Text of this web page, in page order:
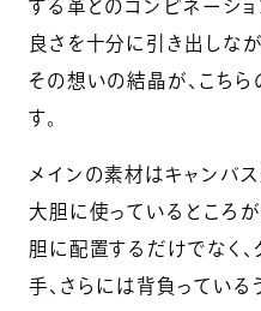
する革とのコンビネーショ
良さを十分に引き出しな
その想いの結晶が、こちら
す。
メインの素材はキャンバ
大胆に使っているところ
胆に配置するだけでなく、
手、さらには背負っている